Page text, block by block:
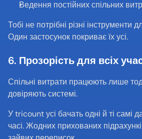
Ведення постійних спільних
Тобі не потрібні різні інструменти
Один застосунок покриває їх усі.
6. Прозорість для всіх
Спільні витрати працюють лише
довіряють системі.
У tricount усі бачать одні й ті самі
часі. Жодних прихованих